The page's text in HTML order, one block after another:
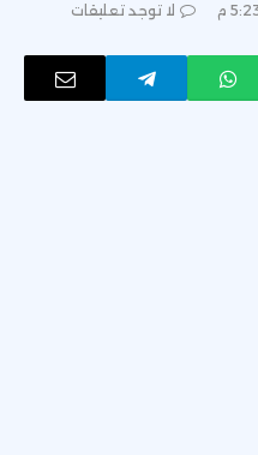
لا توجد تعليقات